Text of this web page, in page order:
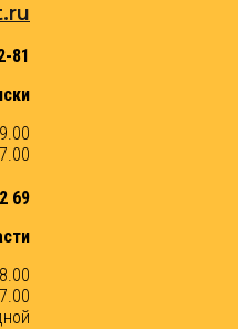
81
69